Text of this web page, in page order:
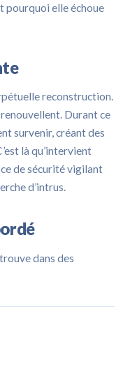
elle échoue
reconstruction.
Durant ce
survenir, créant des
là qu’intervient
de sécurité vigilant
d’intrus.
dans des